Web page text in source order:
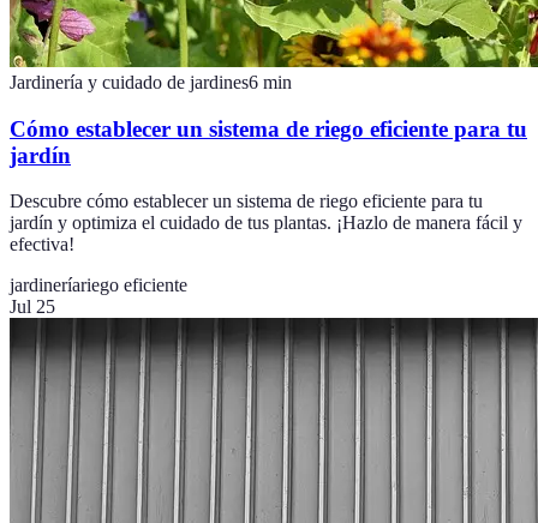
Jardinería y cuidado de jardines6 min
Cómo establecer un sistema de riego eficiente para tu
jardín
Descubre cómo establecer un sistema de riego eficiente para tu
jardín y optimiza el cuidado de tus plantas. ¡Hazlo de manera fácil y
efectiva!
jardineríariego eficiente
Jul 25